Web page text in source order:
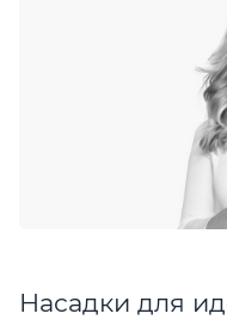
Насадки для